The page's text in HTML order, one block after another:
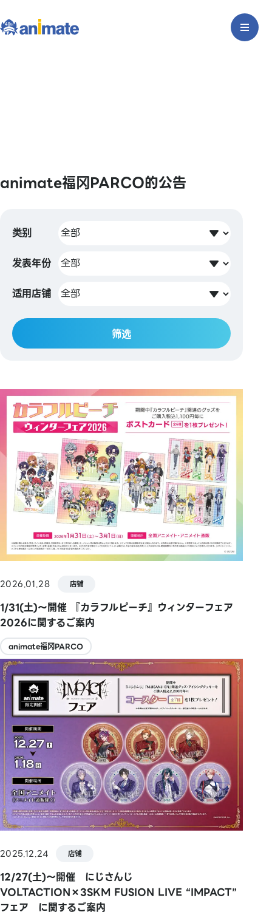
animate福冈PARCO的公告
类别
发表年份
适用店铺
筛选
2026.01.28 店铺
1/31(土)～開催 『カラフルピーチ』ウィンターフェア
2026に関するご案内
animate福冈PARCO
2025.12.24 店铺
12/27(土)～開催 にじさんじ
VOLTACTION×3SKM FUSION LIVE “IMPACT”
フェア に関するご案内